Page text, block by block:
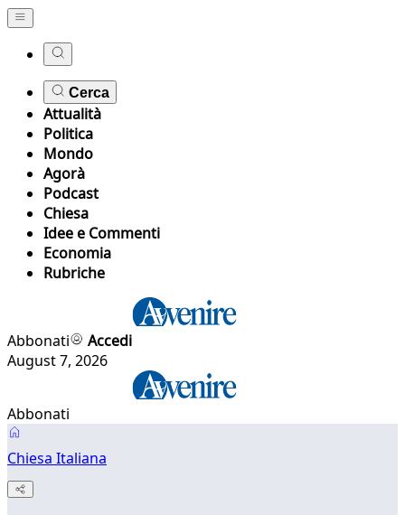
Cerca
Attualità
Politica
Mondo
Agorà
Podcast
Chiesa
Idee e Commenti
Economia
Rubriche
Abbonati
Accedi
August 7, 2026
Abbonati
Chiesa Italiana